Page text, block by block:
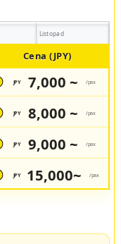
Listopad
Cena (JPY)
JPY 7,000 ~ /pax
JPY 8,000 ~ /pax
JPY 9,000 ~ /pax
JPY 15,000~ /pax